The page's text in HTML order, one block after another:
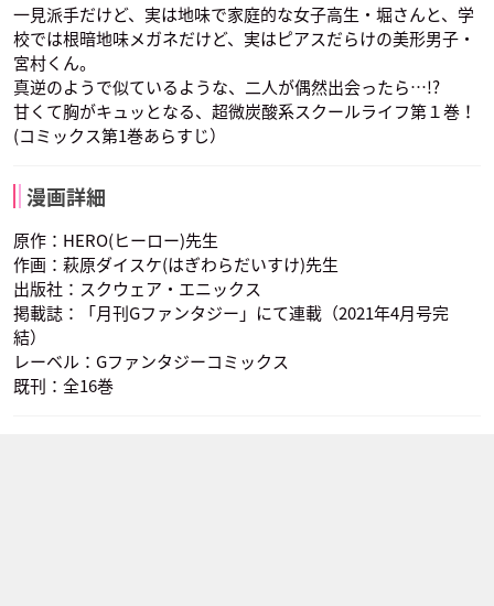
一見派手だけど、実は地味で家庭的な女子高生・堀さんと、学
校では根暗地味メガネだけど、実はピアスだらけの美形男子・
宮村くん。
真逆のようで似ているような、二人が偶然出会ったら…!?
甘くて胸がキュッとなる、超微炭酸系スクールライフ第１巻！
(コミックス第1巻あらすじ）
漫画詳細
原作：HERO(ヒーロー)先生
作画：萩原ダイスケ(はぎわらだいすけ)先生
出版社：スクウェア・エニックス
掲載誌：「月刊Gファンタジー」にて連載（2021年4月号完
結）
レーベル：Gファンタジーコミックス
既刊：全16巻